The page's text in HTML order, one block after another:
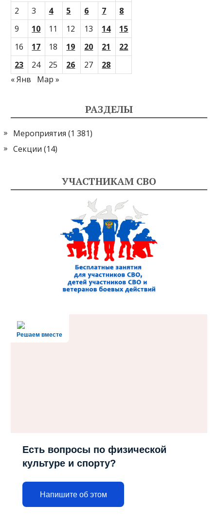
2 3 4 5 6 7
8
9
10 11 12 13 14
15
16
17 18 19 20 21
22
23
24 25 26 27
28
« Янв
Мар »
РАЗДЕЛЫ
Мероприятия (1 381)
Секции (14)
УЧАСТНИКАМ СВО
Решаем вместе
Есть вопросы по физической
культуре и спорту?
Напишите об этом